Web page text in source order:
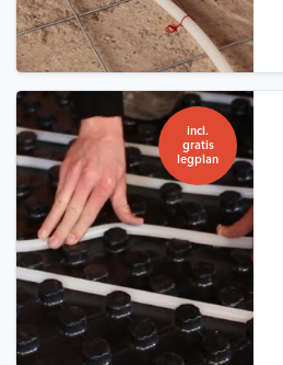
incl.
gratis
legplan